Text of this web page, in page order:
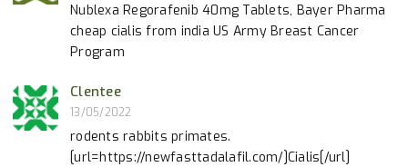
Nublexa Regorafenib 40mg Tablets, Bayer Pharma
cheap cialis from india US Army Breast Cancer
Program
Clentee
13/05/2022
rodents rabbits primates.
[url=https://newfasttadalafil.com/]Cialis[/url]